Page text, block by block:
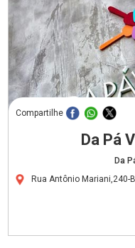
Compartilhe
Da Pá
Da
Rua Antônio Mariani,240-